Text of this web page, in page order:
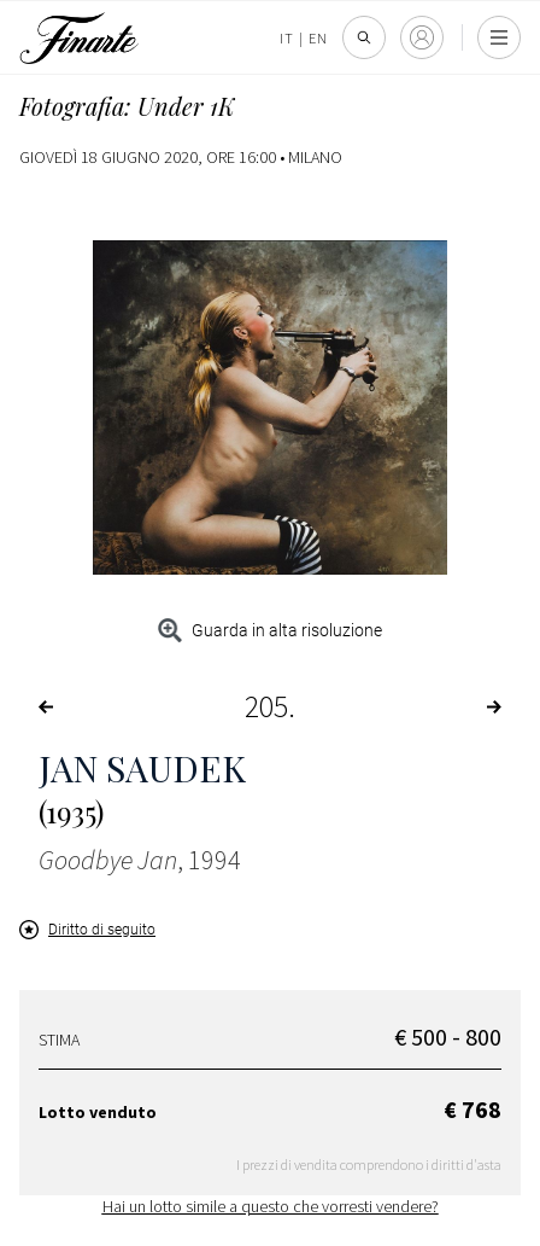
IT | EN
Fotografia: Under 1K
GIOVEDÌ 18 GIUGNO 2020, ORE 16:00 • MILANO
Guarda in alta risoluzione
205
JAN SAUDEK
(1935)
Goodbye Jan, 1994
Diritto di seguito
STIMA € 500 - 800
Lotto venduto € 768
I prezzi di vendita comprendono i diritti d'asta
Hai un lotto simile a questo che vorresti vendere?